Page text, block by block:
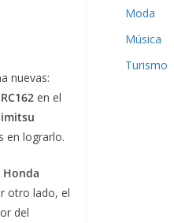
nuevas:
en el
en lograrlo.
Honda
otro lado, el
del
Moda
Música
Turismo